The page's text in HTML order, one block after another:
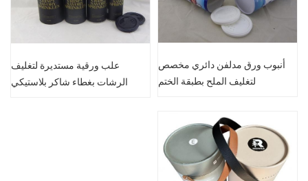
علب ورقية مستديرة لتغليف
الرشات بغطاء شاكر بلاستيكي
أنبوب ورق مدلفن دائري مخصص
لتغليف الملح بطبقة الختم